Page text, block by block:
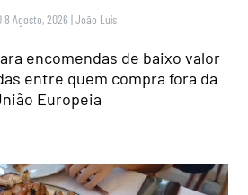
8 Agosto, 2026 |João Luís
encomendas de baixo valor
entre quem compra fora da
Europeia